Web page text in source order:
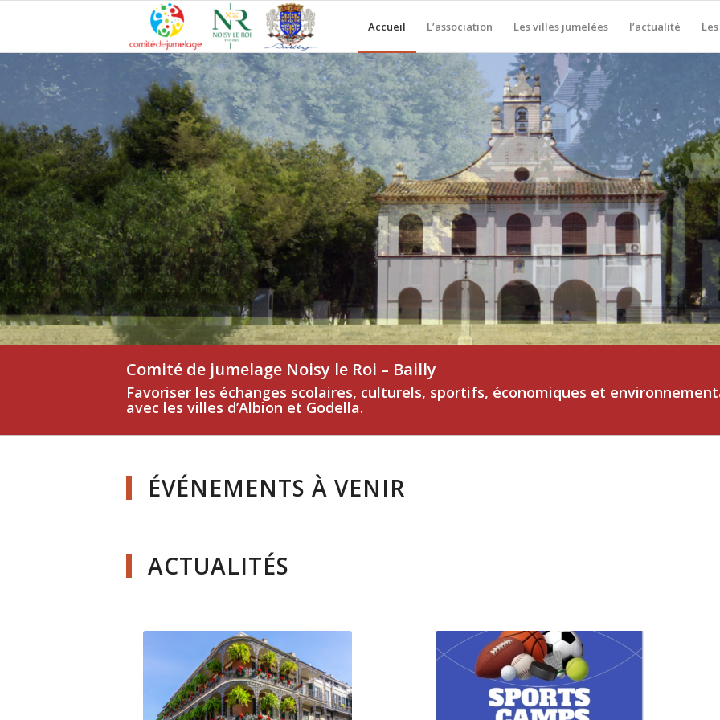
Accueil L’association Les villes jumelées l’actualité
Comité de jumelage Noisy le Roi – Bailly
Favoriser les échanges scolaires, culturels, sportifs, économiques et
avec les villes d’Albion et Godella.
ÉVÉNEMENTS À VENIR
ACTUALITÉS